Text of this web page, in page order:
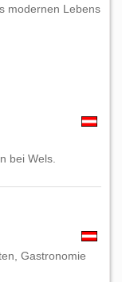
modernen Lebens
bei Wels.
Gastronomie